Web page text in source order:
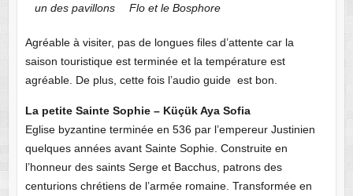
un des pavillons Flo et le Bosphore
Agréable à visiter, pas de longues files d’attente car la
saison touristique est terminée et la température est
agréable. De plus, cette fois l’audio guide est bon.
La petite Sainte Sophie – Küçük Aya Sofia
Eglise byzantine terminée en 536 par l’empereur Justinien
quelques années avant Sainte Sophie. Construite en
l’honneur des saints Serge et Bacchus, patrons des
centurions chrétiens de l’armée romaine. Transformée en